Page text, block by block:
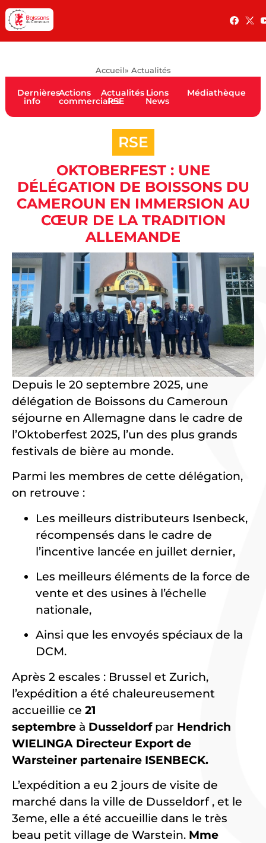
Accueil» Actualités
Dernières
info
Actions
commerciales
Actualités
RSE
Lions
News
Médiathèque
RSE
OKTOBERFEST : UNE
DÉLÉGATION DE BOISSONS DU
CAMEROUN EN IMMERSION AU
CŒUR DE LA TRADITION
ALLEMANDE
Depuis le 20 septembre 2025, une
délégation de Boissons du Cameroun
séjourne en Allemagne dans le cadre de
l’Oktoberfest 2025, l’un des plus grands
festivals de bière au monde.
Parmi les membres de cette délégation,
on retrouve :
Les meilleurs distributeurs Isenbeck,
récompensés dans le cadre de
l’incentive lancée en juillet dernier,
Les meilleurs éléments de la force de
vente et des usines à l’échelle
nationale,
Ainsi que les envoyés spéciaux de la
DCM.
Après 2 escales : Brussel et Zurich,
l’expédition a été chaleureusement
accueillie ce 21
septembre à Dusseldorfpar Hendrich
WIELINGA Directeur Export de
Warsteiner partenaire ISENBECK.
L’expédition a eu 2 jours de visite de
marché dans la ville de Dusseldorf , et le
3eme, elle a été accueillie dans le très
beau petit village de Warstein. Mme